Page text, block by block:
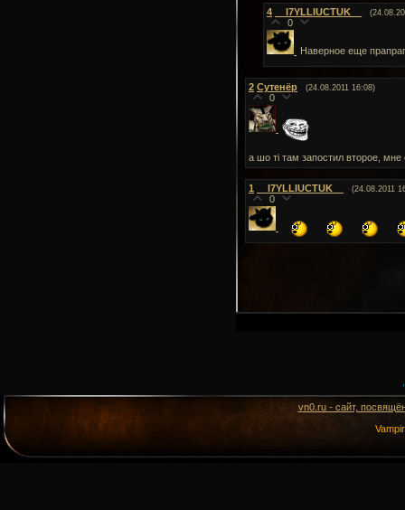
4 __I7YLLIUCTUK__
0
Наверное еще
2 Сутенёр (24.08.2011 16:08)
0
а шо тi там запостил второе,
1 __I7YLLIUCTUK__ (24.08.2011
0
vn0.ru - сайт,